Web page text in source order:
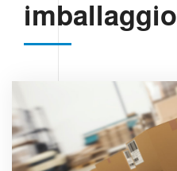
imballaggio